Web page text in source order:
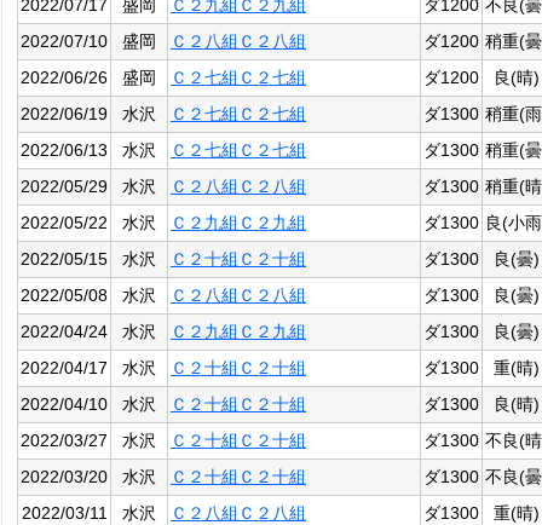
2022/07/17
盛岡 Ｃ２九組Ｃ２九組 ダ1200 不良(
2022/07/10
盛岡 Ｃ２八組Ｃ２八組 ダ1200 稍重(
2022/06/26
盛岡 Ｃ２七組Ｃ２七組 ダ1200
良(晴)
2022/06/19
水沢 Ｃ２七組Ｃ２七組 ダ1300 稍重(
2022/06/13
水沢 Ｃ２七組Ｃ２七組 ダ1300 稍重(
2022/05/29
水沢 Ｃ２八組Ｃ２八組 ダ1300 稍重(
2022/05/22
水沢 Ｃ２九組Ｃ２九組 ダ1300 良(小
2022/05/15
水沢 Ｃ２十組Ｃ２十組 ダ1300
良(曇)
2022/05/08
水沢 Ｃ２八組Ｃ２八組 ダ1300
良(曇)
2022/04/24
水沢 Ｃ２九組Ｃ２九組 ダ1300
良(曇)
2022/04/17
水沢 Ｃ２十組Ｃ２十組 ダ1300
重(晴)
2022/04/10
水沢 Ｃ２十組Ｃ２十組 ダ1300
良(晴)
2022/03/27
水沢 Ｃ２十組Ｃ２十組 ダ1300 不良(
2022/03/20
水沢 Ｃ２十組Ｃ２十組 ダ1300 不良(
2022/03/11
水沢 Ｃ２八組Ｃ２八組 ダ1300
重(晴)